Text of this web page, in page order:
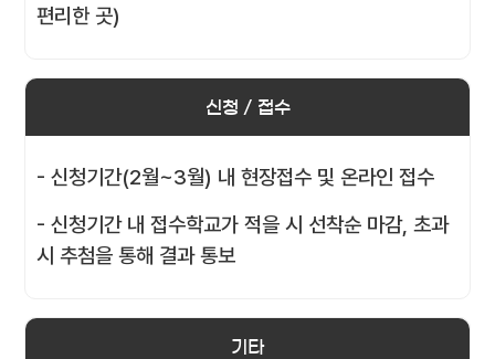
편리한 곳)
신청 / 접수
- 신청기간(2월~3월) 내 현장접수 및 온라인 접수
- 신청기간 내 접수학교가 적을 시 선착순 마감, 초과
시 추첨을 통해 결과 통보
기타